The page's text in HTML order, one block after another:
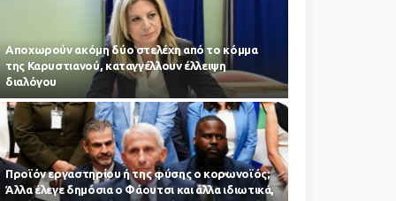
Αποχωρούν ακόμη δύο στελέχη από το κόμμα
της Καρυστιανού, καταγγέλλουν έλλειψη
διαλόγου
Προϊόν εργαστηρίου ή της φύσης ο κορωνοϊός;
Άλλα έλεγε δημόσια ο Φάουτσι και άλλα ιδιωτικά,